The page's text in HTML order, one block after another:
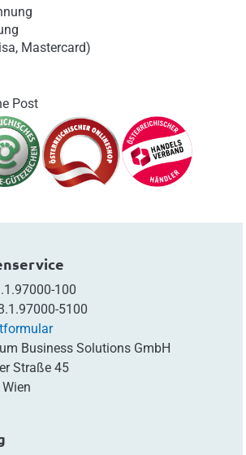
Mastercard)
Post
100
5100
Business Solutions GmbH
Straße 45